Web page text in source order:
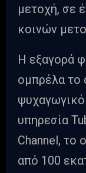
μετοχή, σε
κοινών
Η εξαγορά
ομπρέλα το
υπηρεσία
Channel, το
από 100